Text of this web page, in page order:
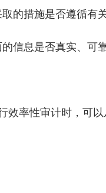
措施是否遵循有关
息是否真实、可靠
率性审计时，可以